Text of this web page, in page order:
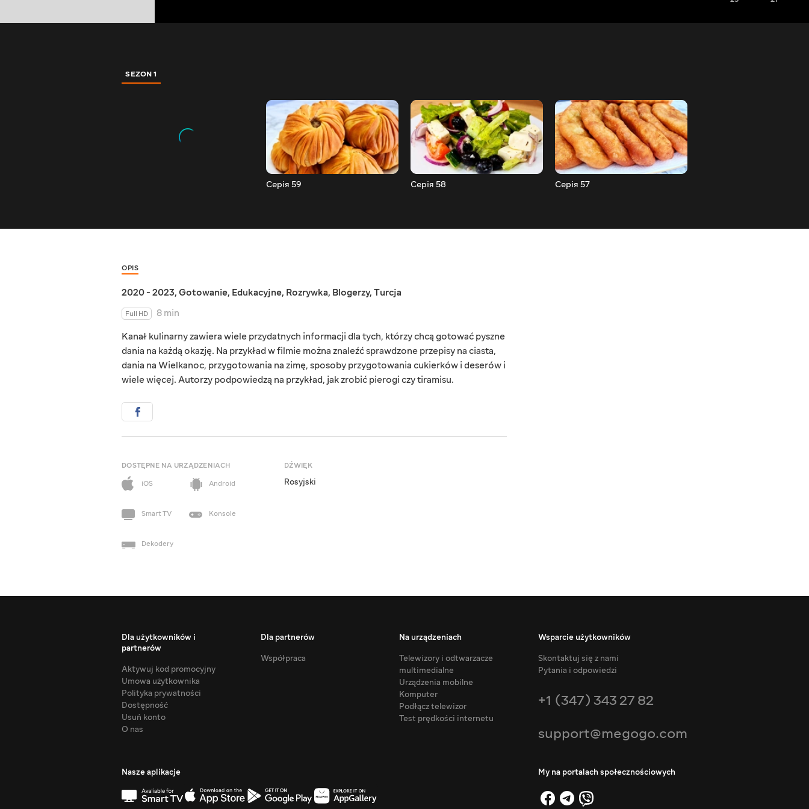
SEZON 1
Серія 59 Серія 58 Серія 57
OPIS
2020 - 2023, Gotowanie, Edukacyjne, Rozrywka, Blogerzy, Turcja
Full HD
8 min
Kanał kulinarny zawiera wiele przydatnych informacji dla tych, którzy chcą gotować pyszne
dania na każdą okazję. Na przykład w filmie można znaleźć sprawdzone przepisy na ciasta,
dania na Wielkanoc, przygotowania na zimę, sposoby przygotowania cukierków i deserów i
wiele więcej. Autorzy podpowiedzą na przykład, jak zrobić pierogi czy tiramisu.
DOSTĘPNE NA URZĄDZENIACH
iOS
Android
Smart TV Konsole
Dekodery
DŹWIĘK
Rosyjski
Dla użytkowników i
partnerów
Aktywuj kod promocyjny
Umowa użytkownika
Polityka prywatności
Dostępność
Usuń konto
O nas
Dla partnerów
Współpraca
Na urządzeniach
Telewizory i odtwarzacze
multimedialne
Urządzenia mobilne
Komputer
Podłącz telewizor
Test prędkości internetu
Wsparcie użytkowników
Skontaktuj się z nami
Pytania i odpowiedzi
+1 (347) 343 27 82
support@megogo.com
Nasze aplikacje My na portalach społecznościowych